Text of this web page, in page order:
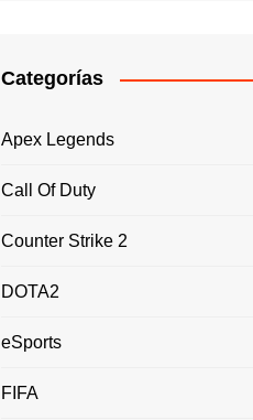
Categorías
Apex Legends
Call Of Duty
Counter Strike 2
DOTA2
eSports
FIFA